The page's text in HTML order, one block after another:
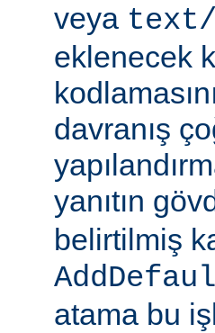
veya
eklenecek
davranış
yanıtın
belirtilmiş
atama bu